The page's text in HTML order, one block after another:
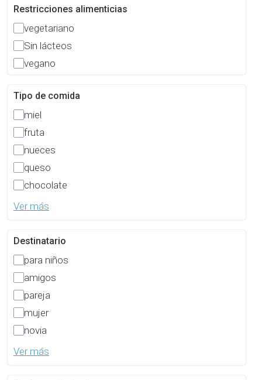
Restricciones alimenticias
vegetariano
Sin lácteos
vegano
Tipo de comida
miel
fruta
nueces
queso
chocolate
Ver más
Destinatario
para niños
amigos
pareja
mujer
novia
Ver más